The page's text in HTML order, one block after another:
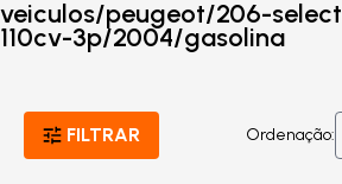
veiculos/peugeot/206-
110cv-3p/2004/gasolina
FILTRAR Ordenação: